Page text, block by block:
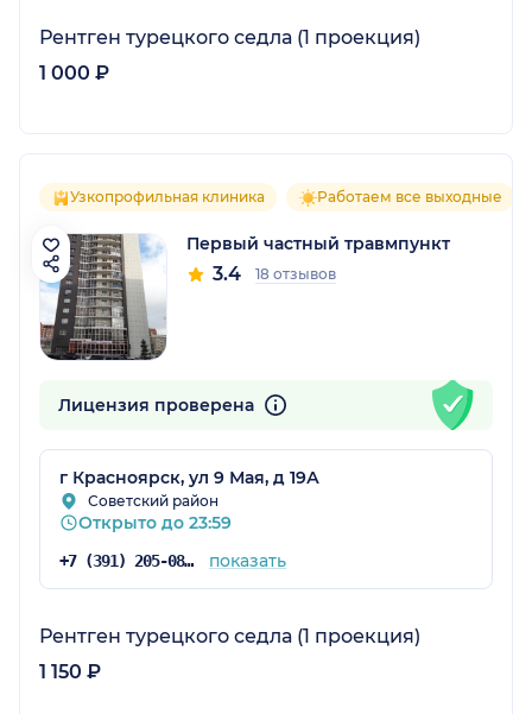
Рентген турецкого седла (1 проекция)
1 000 ₽
Узкопрофильная клиника Работаем все выходные
Первый частный травмпункт
3.4 18 отзывов
Лицензия проверена
г Красноярск, ул 9 Мая, д 19А
Советский район
Открыто до 23:59
+7 (391) 205-08-48 показать
Рентген турецкого седла (1 проекция)
1 150 ₽